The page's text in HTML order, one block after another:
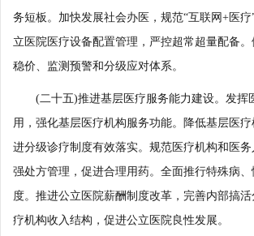
务短板。加快发展社会办医，规范“互联网+医
立医院医疗设备配置管理，严控超常超量配备
稳价、监测预警和分级应对体系。
(二十五)推进基层医疗服务能力建设。发挥
用，强化基层医疗机构服务功能。降低基层医
进分级诊疗制度有效落实。规范医疗机构和医
强处方管理，促进合理用药。全面推行特殊病、
度。推进公立医院薪酬制度改革，完善内部搞
疗机构收入结构，促进公立医院良性发展。